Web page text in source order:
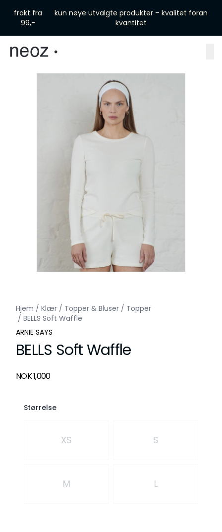
frakt fra
99,-
kun nøye utvalgte produkter – kvalitet foran
kvantitet
Hjem / Klær / Topper & Bluser / Topper
/ BELLS Soft Waffle
ARNIE SAYS
BELLS Soft Waffle
Produktdetaljer
NOK 1,000
Størrelse
XS S
M L